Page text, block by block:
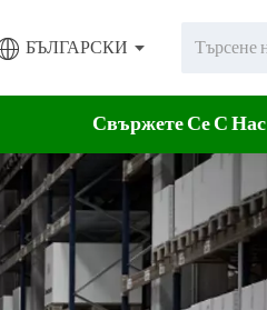
БЪЛГАРСКИ
Свържете Се С Нас